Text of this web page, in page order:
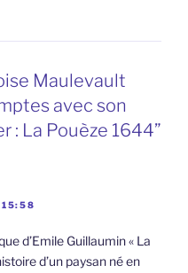
Maulevault
avec son
: La Pouèze 1644”
15:58
d’Emile Guillaumin « La
d’un paysan né en